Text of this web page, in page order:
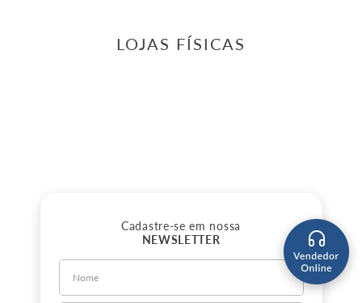
LOJAS FÍSICAS
Cadastre-se em nossa
NEWSLETTER